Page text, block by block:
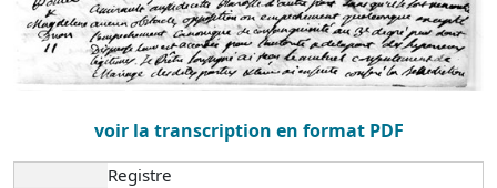
voir la transcription en format PDF
Registre